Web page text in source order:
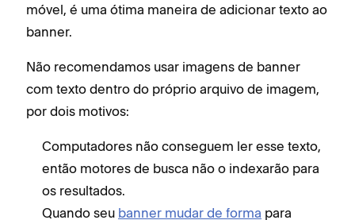
móvel, é uma ótima maneira de adicionar texto ao
banner.
Não recomendamos usar imagens de banner
com texto dentro do próprio arquivo de imagem,
por dois motivos:
Computadores não conseguem ler esse texto,
então motores de busca não o indexarão para
os resultados.
Quando seu banner mudar de forma para